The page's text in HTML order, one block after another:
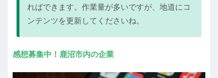
ればできます。作業量が多いですが、地道にコ
ンテンツを更新してくださいね。
感想募集中！鹿沼市内の企業